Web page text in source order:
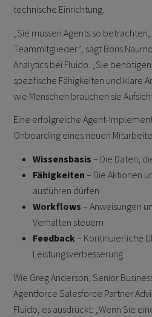
technische Einrichtung.
„Sie müssen Agents so
Teammitglieder“, sagt Boris
Analytics bei Fluido. „Sie
spezifische Fähigkeiten und klare
wie Menschen brauchen sie
Eine erfolgreiche Agent-
Onboarding eines neuen
Wissensbasis – Die Daten,
Fähigkeiten – Die Aktionen
ausführen dürfen
Workflows – Anweisungen
Verhalten steuern
Feedback– Kontinuierliche
Leistungsverbesserung
Wie Greg Anderson, Senior
Agentforce Salesforce Partner
Fluido, es ausdrückt: „Wenn Sie